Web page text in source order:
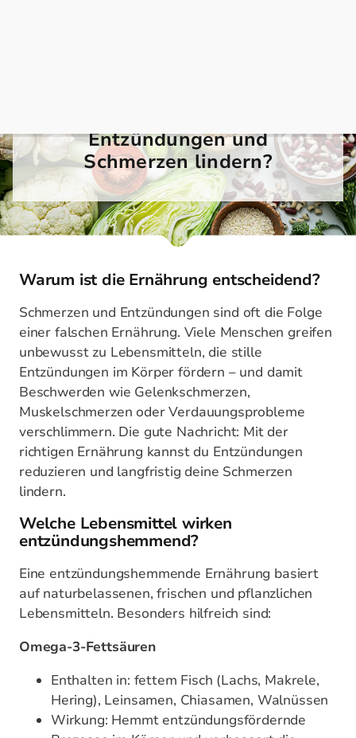
Entzündungen und
Schmerzen lindern?
Warum ist die Ernährung entscheidend?
einer falschen Ernährung. Viele Menschen greifen
unbewusst zu Lebensmitteln, die stille
Entzündungen im Körper fördern – und damit
Beschwerden wie Gelenkschmerzen,
Muskelschmerzen oder Verdauungsprobleme
verschlimmern. Die gute Nachricht: Mit der
richtigen Ernährung kannst du Entzündungen
reduzieren und langfristig deine Schmerzen
lindern.
Welche Lebensmittel wirken
entzündungshemmend?
auf naturbelassenen, frischen und pflanzlichen
Lebensmitteln. Besonders hilfreich sind:
Hering), Leinsamen, Chiasamen, Walnüssen
Wirkung: Hemmt entzündungsfördernde
Prozesse im Körper und verbessert die